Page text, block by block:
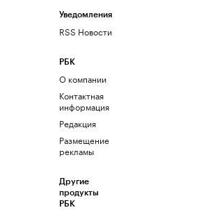
Уведомления
RSS Новости
РБК
О компании
Контактная
информация
Редакция
Размещение
рекламы
Другие
продукты
РБК